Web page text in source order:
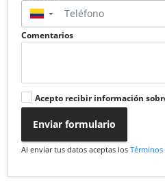
▼
Comentarios
Acepto recibir información
Enviar formulario
Al enviar tus datos aceptas los